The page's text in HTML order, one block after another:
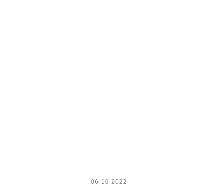
06-16-2022